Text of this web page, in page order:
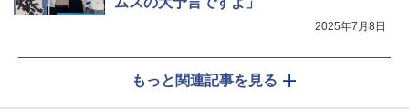
2025年7月8日
もっと関連記事を見る